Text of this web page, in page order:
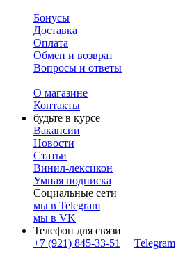
Бонусы
Доставка
Оплата
Обмен и возврат
Вопросы и ответы
О магазине
Контакты
будьте в курсе
Вакансии
Новости
Статьи
Винил-лексикон
Умная подписка
Социальные сети
мы в Telegram
мы в VK
Телефон для связи
+7 (921) 845-33-51
Telegram